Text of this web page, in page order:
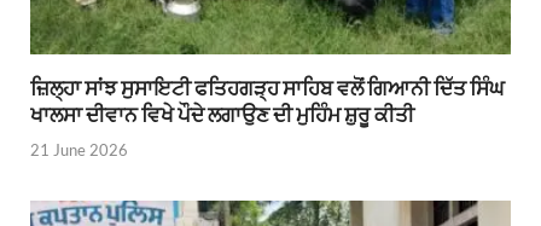
ਜ਼ਿਲ੍ਹਾ ਸਾਂਝ ਸੁਸਾਇਟੀ ਫਤਿਹਗੜ੍ਹ ਸਾਹਿਬ ਵਲੋਂ ਗਿਆਨੀ ਦਿੱਤ ਸਿੰਘ
ਖਾਲਸਾ ਦੀਵਾਨ ਵਿਖੇ ਪੌਦੇ ਲਗਾਉਣ ਦੀ ਮੁਹਿੰਮ ਸ਼ੁਰੂ ਕੀਤੀ
21 June 2026